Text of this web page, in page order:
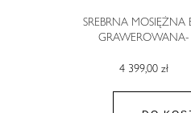
SREBRNA MOSIĘŻNA
GRAWEROWANA-
4 399,00 zł